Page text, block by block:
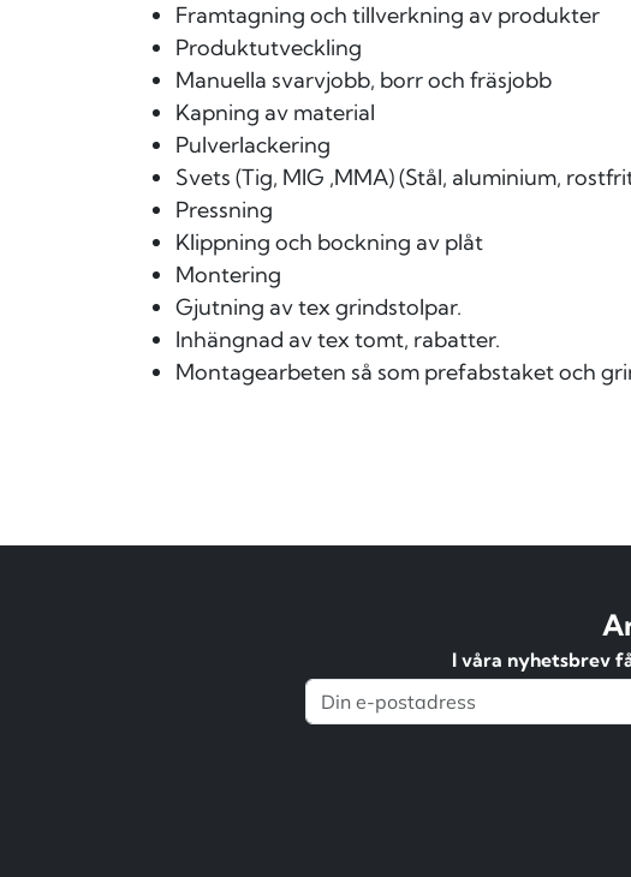
Framtagning och tillverkning av produkter
Produktutveckling
Manuella svarvjobb, borr och fräsjobb
Kapning av material
Pulverlackering
Svets (Tig, MIG ,MMA) (Stål, aluminium,
Pressning
Klippning och bockning av plåt
Montering
Gjutning av tex grindstolpar.
Inhängnad av tex tomt, rabatter.
Montagearbeten så som prefabstaket och
I våra nyhetsbrev